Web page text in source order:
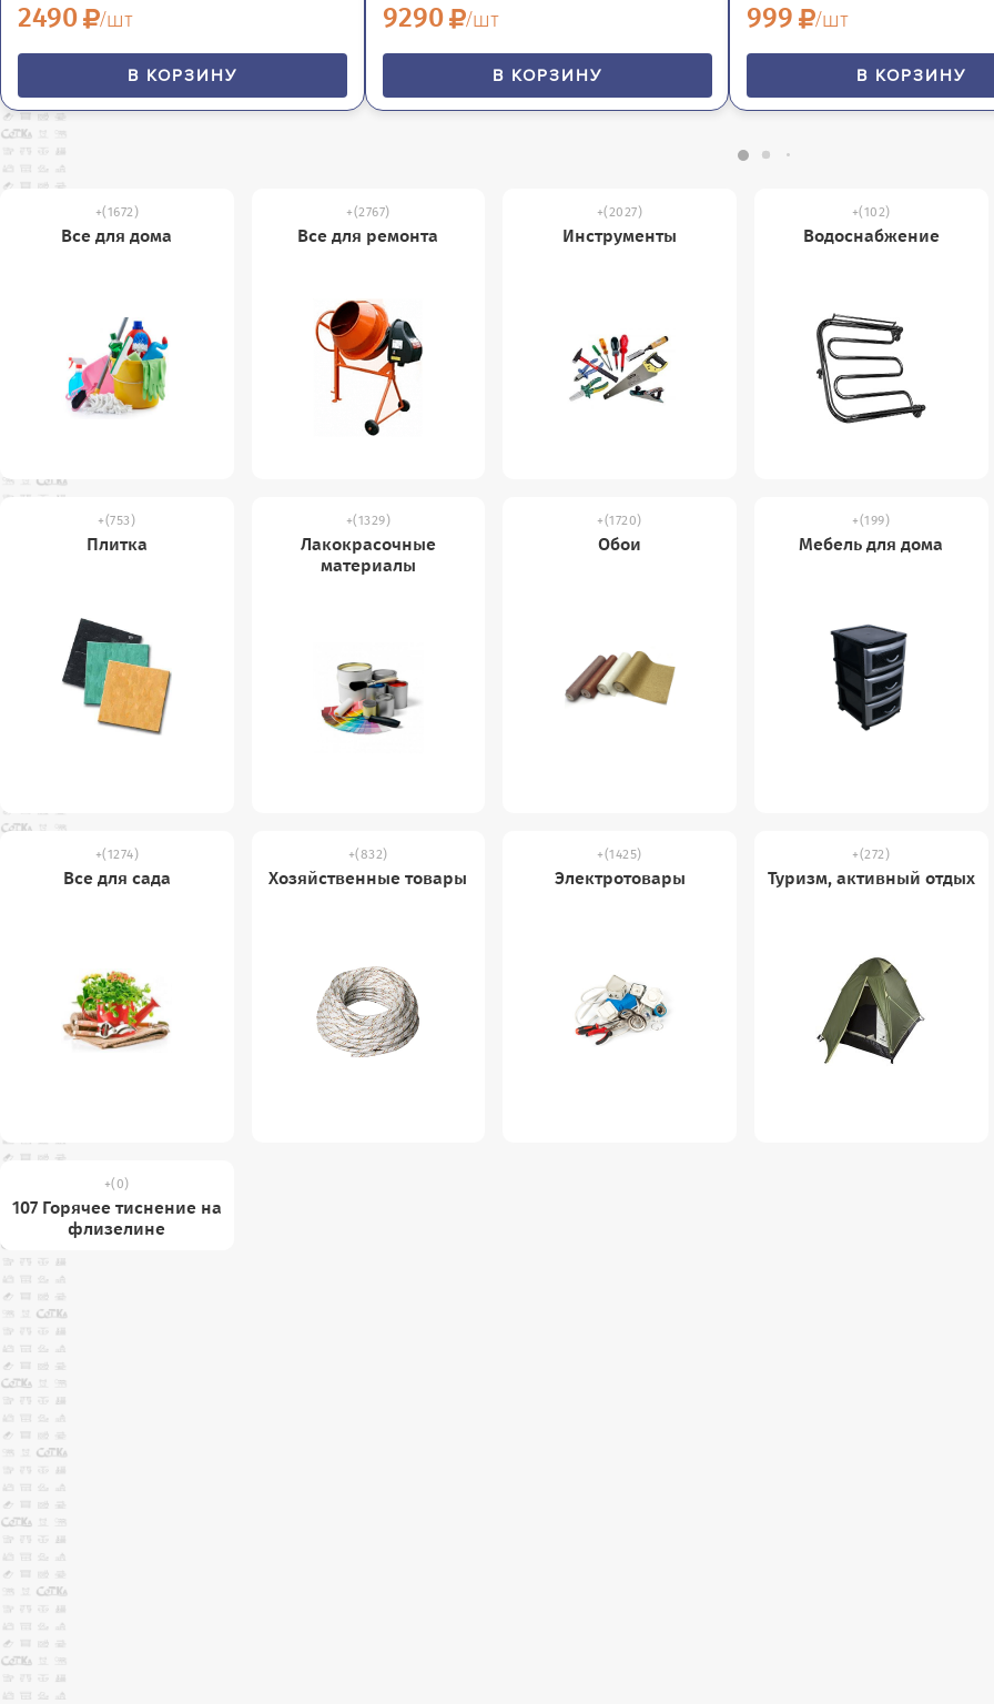
2490 /шт
В КОРЗИНУ
9290 /шт
В КОРЗИНУ
999 /шт
В КОРЗИНУ
(1672)
Все для дома
(2767)
Все для ремонта
(2027)
Инструменты
(102)
Водоснабжение
(753)
Плитка
(1329)
Лакокрасочные
материалы
(1720)
Обои
(199)
Мебель для дома
(1274)
Все для сада
(832)
Хозяйственные товары
(1425)
Электротовары
(272)
Туризм, активный отдых
(0)
107 Горячее тиснение на
флизелине